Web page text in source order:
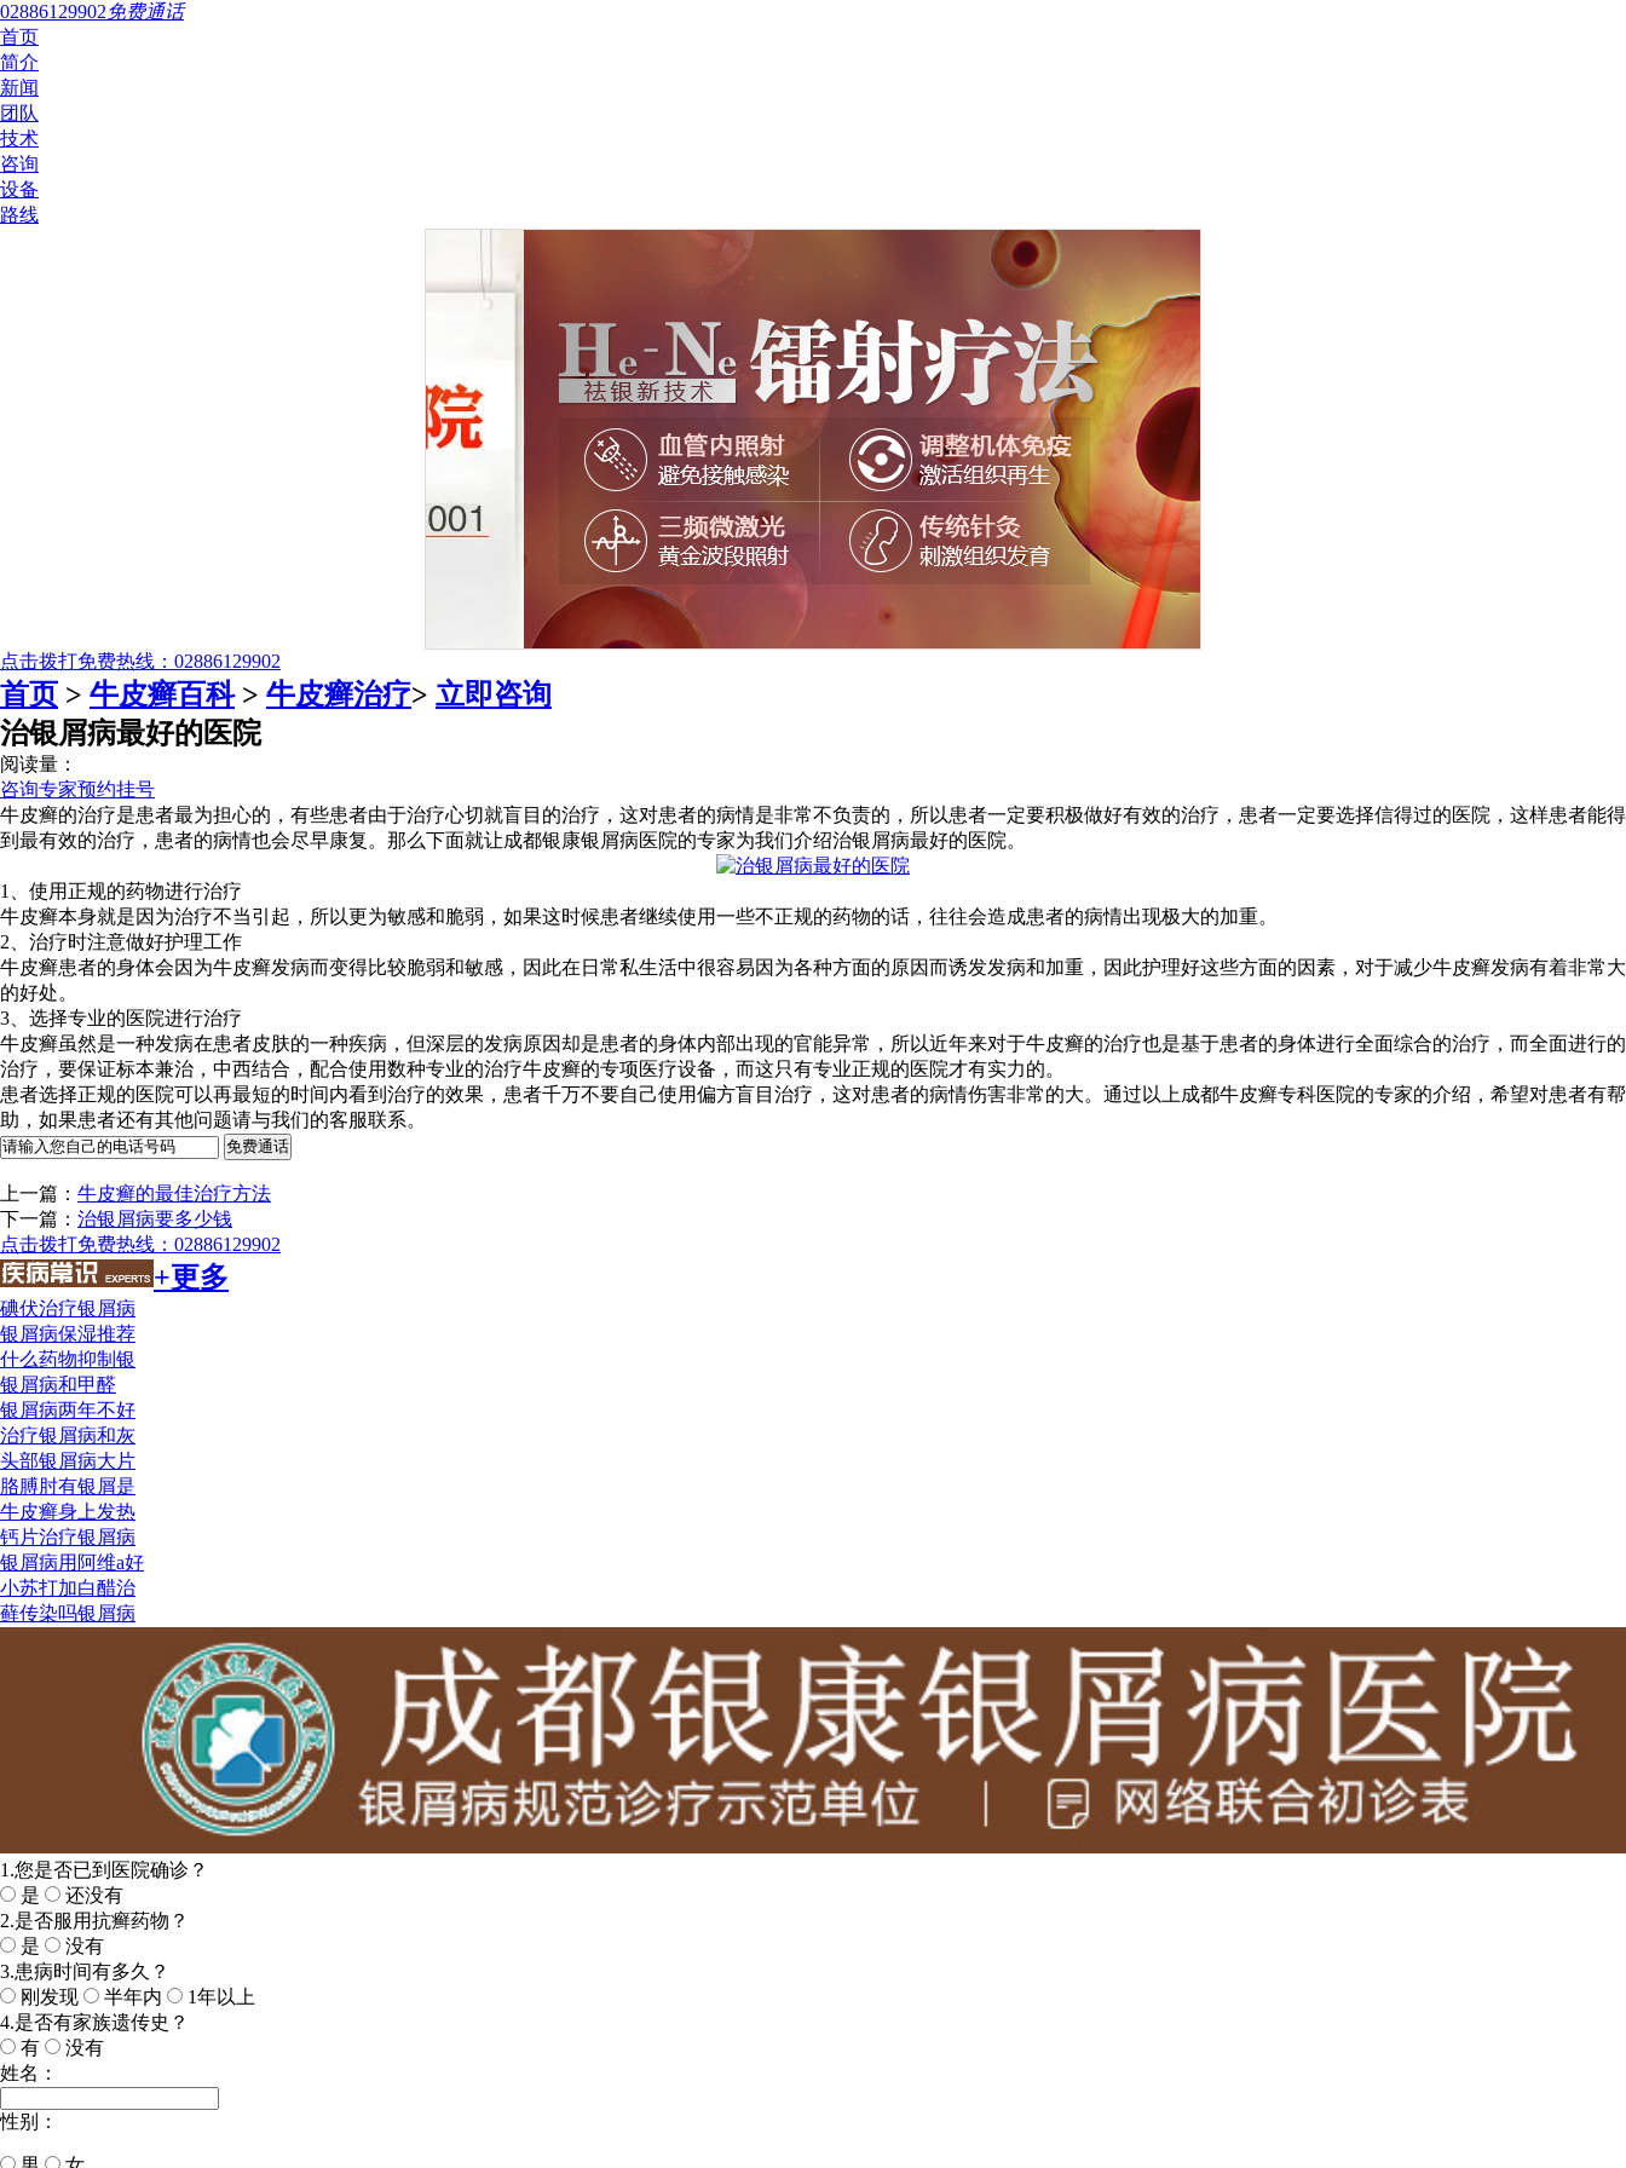
02886129902免费通话
首页
简介
新闻
团队
技术
咨询
设备
路线
点击拨打免费热线：02886129902
首页 > 牛皮癣百科> 牛皮癣治疗> 立即咨询
治银屑病最好的医院
阅读量：
咨询专家预约挂号
牛皮癣的治疗是患者最为担心的，有些患者由于治疗心切就盲目的治疗，这对患者的病情是非常不负责的，所以患者一定要积极做好有效的治疗，患者一定要选择信得过的医院，这样患者能得
到最有效的治疗，患者的病情也会尽早康复。那么下面就让成都银康银屑病医院的专家为我们介绍治银屑病最好的医院。
1、使用正规的药物进行治疗
牛皮癣本身就是因为治疗不当引起，所以更为敏感和脆弱，如果这时候患者继续使用一些不正规的药物的话，往往会造成患者的病情出现极大的加重。
2、治疗时注意做好护理工作
牛皮癣患者的身体会因为牛皮癣发病而变得比较脆弱和敏感，因此在日常私生活中很容易因为各种方面的原因而诱发发病和加重，因此护理好这些方面的因素，对于减少牛皮癣发病有着非常大
的好处。
3、选择专业的医院进行治疗
牛皮癣虽然是一种发病在患者皮肤的一种疾病，但深层的发病原因却是患者的身体内部出现的官能异常，所以近年来对于牛皮癣的治疗也是基于患者的身体进行全面综合的治疗，而全面进行的
治疗，要保证标本兼治，中西结合，配合使用数种专业的治疗牛皮癣的专项医疗设备，而这只有专业正规的医院才有实力的。
患者选择正规的医院可以再最短的时间内看到治疗的效果，患者千万不要自己使用偏方盲目治疗，这对患者的病情伤害非常的大。通过以上成都牛皮癣专科医院的专家的介绍，希望对患者有帮
助，如果患者还有其他问题请与我们的客服联系。
上一篇： 牛皮癣的最佳治疗方法
下一篇： 治银屑病要多少钱
点击拨打免费热线：02886129902
+更多
碘伏治疗银屑病
银屑病保湿推荐
什么药物抑制银
银屑病和甲醛
银屑病两年不好
治疗银屑病和灰
头部银屑病大片
胳膊肘有银屑是
牛皮癣身上发热
钙片治疗银屑病
银屑病用阿维a好
小苏打加白醋治
藓传染吗银屑病
1.您是否已到医院确诊？
是
还没有
2.是否服用抗癣药物？
是
没有
3.患病时间有多久？
刚发现
半年内
1年以上
4.是否有家族遗传史？
有
没有
姓名：
性别：